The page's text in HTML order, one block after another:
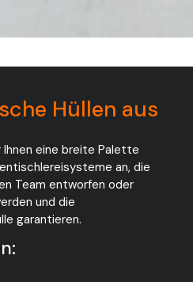
Hüllen aus
Ihnen eine breite Palette
an, die
Team entworfen oder
und die
garantieren.